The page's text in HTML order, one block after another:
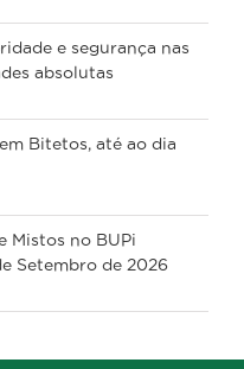
e segurança nas
absolutas
Bitetos, até ao dia
Mistos no BUPi
Setembro de 2026